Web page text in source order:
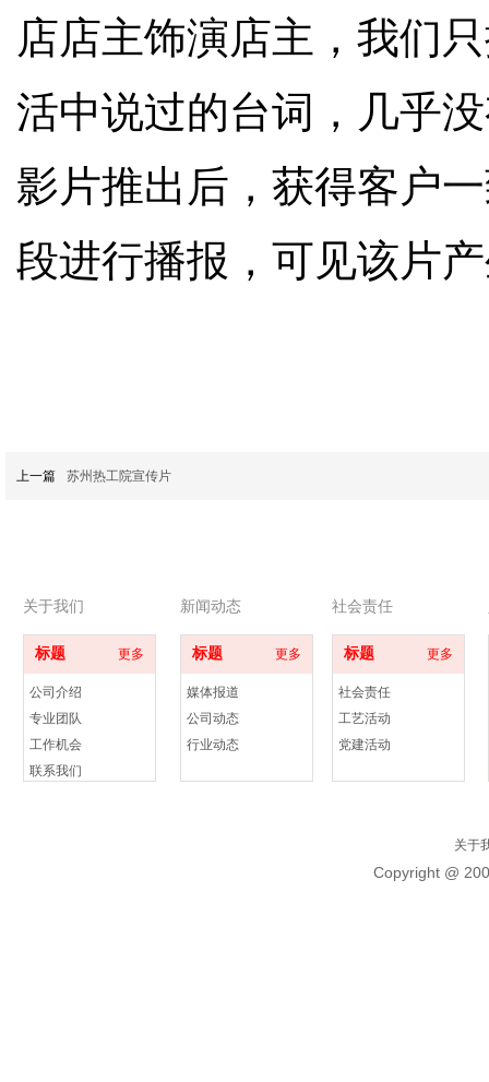
店店主饰演店主，我们
活中说过的台词，几乎
影片推出后，获得客户
段进行播报，可见该片
上一篇 苏州热工院宣传片
标题 更多
公司介绍
专业团队
工作机会
联系我们
标题 更多
媒体报道
公司动态
行业动态
标题 更多
社会责任
工艺活动
党建活动
关于我们 新闻动态 社会责任
关于
Copyright @